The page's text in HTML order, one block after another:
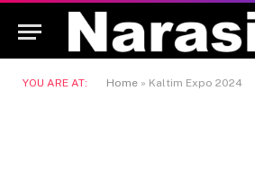
YOU ARE AT: Home » Kaltim Expo 2024